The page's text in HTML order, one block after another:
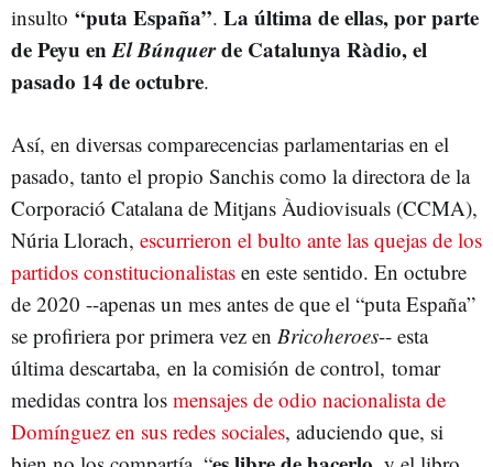
insulto “puta España”. La última de ellas, por parte
de Peyu enEl Búnquerde Catalunya Ràdio, el
pasado 14 de octubre.
Así, en diversas comparecencias parlamentarias en el
pasado, tanto el propio Sanchis como la directora de la
Corporació Catalana de Mitjans Àudiovisuals (CCMA),
Núria Llorach, escurrieron el bulto ante las quejas de los
partidos constitucionalistas en este sentido. En octubre
de 2020 --apenas un mes antes de que el “puta España”
se profiriera por primera vez en Bricoheroes-- esta
última descartaba, en la comisión de control, tomar
medidas contra los mensajes de odio nacionalista de
Domínguez en sus redes sociales, aduciendo que, si